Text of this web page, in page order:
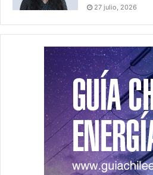
27 julio, 2026